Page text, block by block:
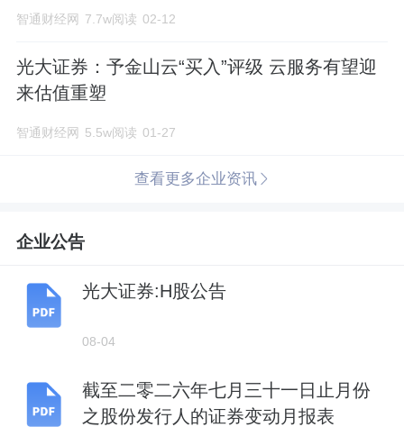
智通财经网 7.7w阅读 02-12
光大证券：予金山云“买入”评级 云服务有望迎
来估值重塑
智通财经网 5.5w阅读 01-27
查看更多企业资讯
企业公告
光大证券:H股公告
08-04
截至二零二六年七月三十一日止月份
之股份发行人的证券变动月报表